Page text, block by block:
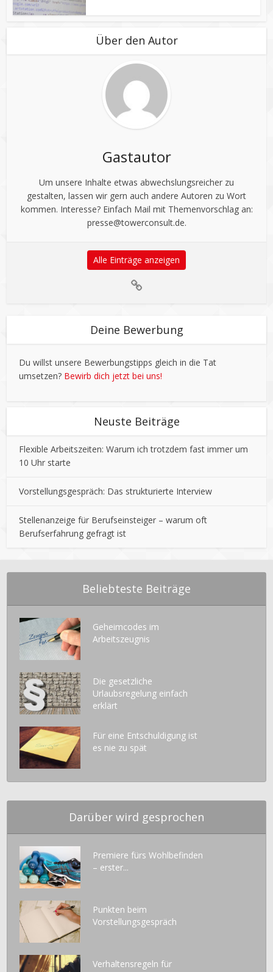
Über den Autor
Gastautor
Um unsere Inhalte etwas abwechslungsreicher zu
gestalten, lassen wir gern auch andere Autoren zu Wort
kommen. Interesse? Einfach Mail mit Themenvorschlag an:
presse@towerconsult.de.
Alle Einträge anzeigen
Deine Bewerbung
Du willst unsere Bewerbungstipps gleich in die Tat
umsetzen? Bewirb dich jetzt bei uns!
Neuste Beiträge
Flexible Arbeitszeiten: Warum ich trotzdem fast immer um
10 Uhr starte
Vorstellungsgespräch: Das strukturierte Interview
Stellenanzeige für Berufseinsteiger – warum oft
Berufserfahrung gefragt ist
Beliebteste Beiträge
Geheimcodes im
Arbeitszeugnis
Die gesetzliche
Urlaubsregelung einfach
erklärt
Für eine Entschuldigung ist
es nie zu spät
Darüber wird gesprochen
Premiere fürs Wohlbefinden
– erster...
Punkten beim
Vorstellungsgespräch
Verhaltensregeln für